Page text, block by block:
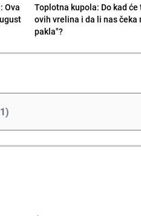
Ova
Toplotna kupola: Do kad
ovih vrelina i da li nas čeka
pakla"?
1)